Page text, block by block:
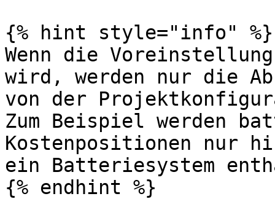
{% hint style="info" %}
Wenn die
wird, werden nur die
von der
Zum Beispiel werden
Kostenpositionen nur
ein Batteriesystem
{% endhint %}